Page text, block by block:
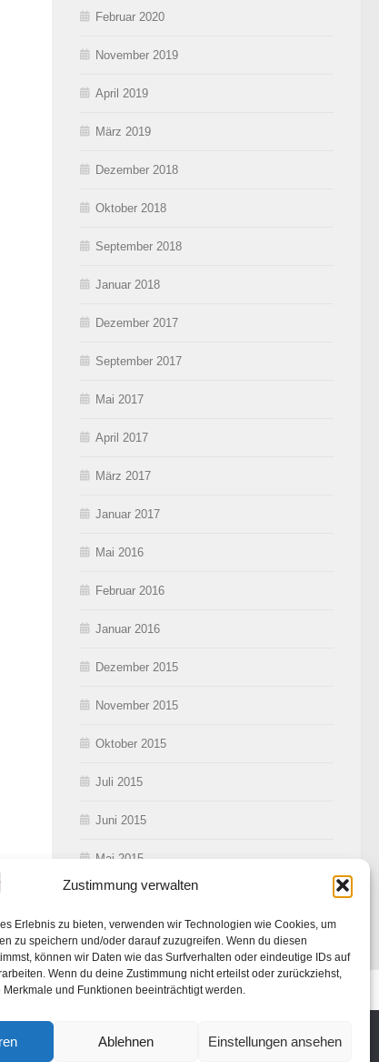
Zustimmung verwalten
Erlebnis zu bieten, verwenden wir Technologien wie Cookies, um
zu speichern und/oder darauf zuzugreifen. Wenn du diesen
können wir Daten wie das Surfverhalten oder eindeutige IDs auf
Wenn du deine Zustimmung nicht erteilst oder zurückziehst,
Merkmale und Funktionen beeinträchtigt werden.
Ablehnen Einstellungen ansehen
Februar 2020
November 2019
April 2019
März 2019
Dezember 2018
Oktober 2018
September 2018
Januar 2018
Dezember 2017
September 2017
Mai 2017
April 2017
März 2017
Januar 2017
Mai 2016
Februar 2016
Januar 2016
Dezember 2015
November 2015
Oktober 2015
Juli 2015
Juni 2015
Mai 2015